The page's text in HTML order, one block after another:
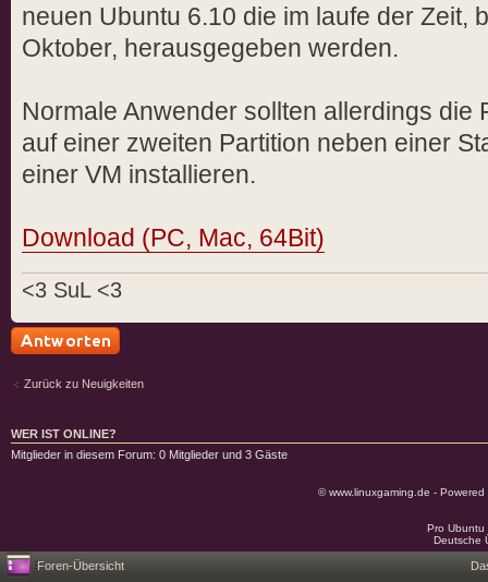
neuen Ubuntu 6.10 die im laufe der Zeit,
Oktober, herausgegeben werden.
Normale Anwender sollten allerdings die
auf einer zweiten Partition neben einer
einer VM installieren.
Download (PC, Mac, 64Bit)
<3 SuL <3
Zurück zu Neuigkeiten
WER IST ONLINE?
Mitglieder in diesem Forum: 0 Mitglieder und 3 Gäste
© www.linuxgaming.de -
Pro
Deutsche
Foren-Übersicht